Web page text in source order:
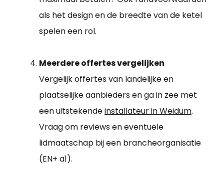
als het design en de breedte van de ketel
spelen een rol.
Meerdere offertes vergelijken
Vergelijk offertes van landelijke en
plaatselijke aanbieders en ga in zee met
een uitstekendeinstallateur in Weidum.
Vraag om reviews en eventuele
lidmaatschap bij een brancheorganisatie
(EN+ a1).